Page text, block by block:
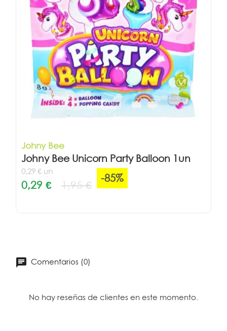
Johny Bee
Johny Bee Unicorn Party Balloon 1un
0,29 € un
0,29 € 1,95 €
-85%
Comentarios (0)
No hay reseñas de clientes en este momento.